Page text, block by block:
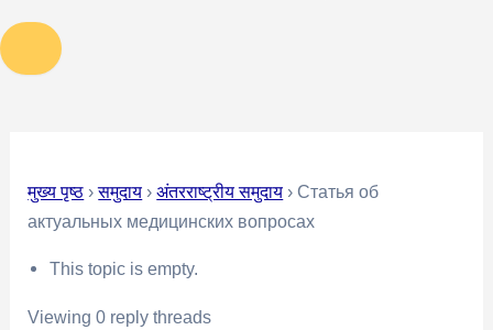
मुख्य पृष्ठ › समुदाय › अंतरराष्ट्रीय समुदाय › Статья об
актуальных медицинских вопросах
This topic is empty.
Viewing 0 reply threads